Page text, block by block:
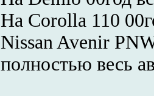
На Corolla 110
Nissan Avenir
полностью весь